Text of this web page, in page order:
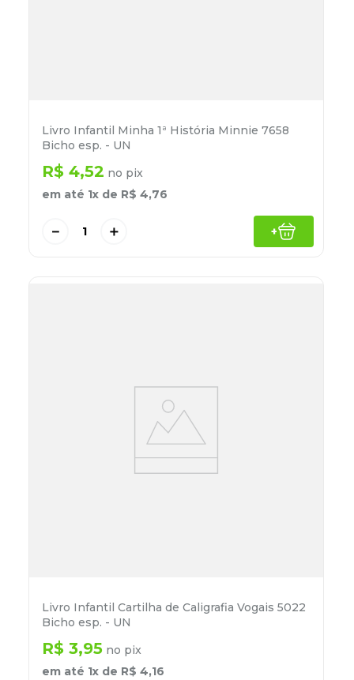
Livro Infantil Minha 1ª História Minnie 7658
Bicho esp. - UN
R$ 4,52 no pix
em até 1x de R$ 4,76
＋
－ +
Livro Infantil Cartilha de Caligrafia Vogais 5022
Bicho esp. - UN
R$ 3,95 no pix
em até 1x de R$ 4,16